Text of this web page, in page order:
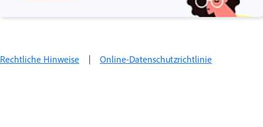
Rechtliche Hinweise | Online-Datenschutzrichtlinie